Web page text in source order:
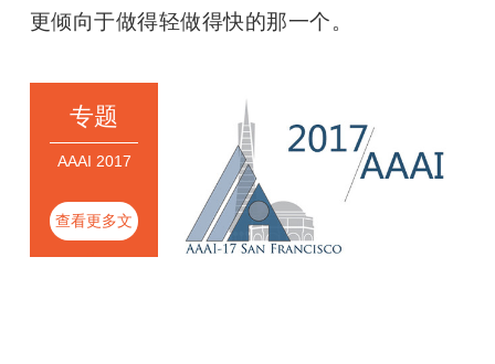
更倾向于做得轻做得快的那一个。
专题
AAAI 2017
查看更多文
章